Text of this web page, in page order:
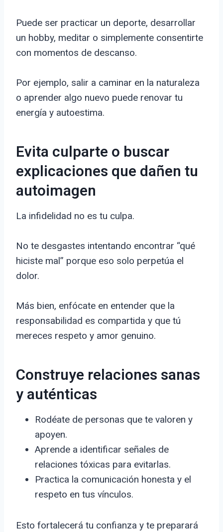
Puede ser practicar un deporte, desarrollar
un hobby, meditar o simplemente consentirte
con momentos de descanso.
Por ejemplo, salir a caminar en la naturaleza
o aprender algo nuevo puede renovar tu
energía y autoestima.
Evita culparte o buscar
explicaciones que dañen tu
autoimagen
La infidelidad no es tu culpa.
No te desgastes intentando encontrar “qué
hiciste mal” porque eso solo perpetúa el
dolor.
Más bien, enfócate en entender que la
responsabilidad es compartida y que tú
mereces respeto y amor genuino.
Construye relaciones sanas
y auténticas
Rodéate de personas que te valoren y
apoyen.
Aprende a identificar señales de
relaciones tóxicas para evitarlas.
Practica la comunicación honesta y el
respeto en tus vínculos.
Esto fortalecerá tu confianza y te preparará